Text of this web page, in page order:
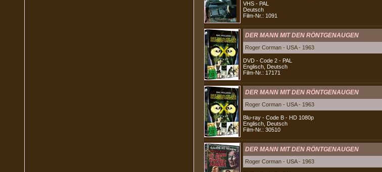
VHS - PAL
Deutsch
Film-Nr.: 1091
DER MANN MIT DEN RÖNTGENAUGEN
Roger Corman - USA - 1963
DVD - Code 2 - PAL
Englisch, Deutsch
Film-Nr.: 17171
DER MANN MIT DEN RÖNTGENAUGEN
Roger Corman - USA - 1963
Blu-ray - Code B - HD 1080p
Englisch, Deutsch
Film-Nr.: 30510
DER MANN MIT DEN RÖNTGENAUGEN
Roger Corman - USA - 1963